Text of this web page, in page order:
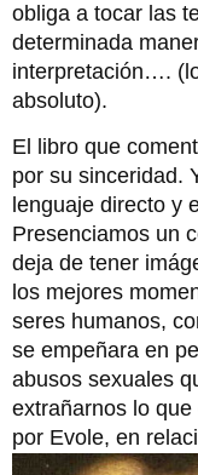
obliga a tocar las
determinada
interpretación….
absoluto).
El libro que
por su sinceridad.
lenguaje directo y
Presenciamos un
deja de tener
los mejores
seres humanos,
se empeñara en
abusos sexuales
extrañarnos lo que
por Evole, en